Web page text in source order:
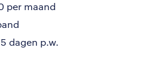
per maand
dagen p.w.